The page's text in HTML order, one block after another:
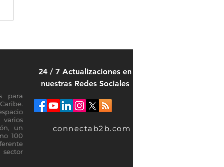
estratégico para la
para
un
100
24 / 7 Actualizaciones en
nuestras Redes Sociales
connectab2b.com